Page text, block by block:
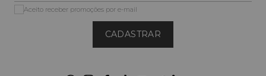
CADASTRAR
Aceito receber promoções por e-mail